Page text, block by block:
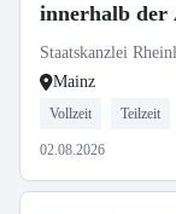
innerhalb der
Staatskanzlei
Mainz
Vollzeit Teilzeit
02.08.2026